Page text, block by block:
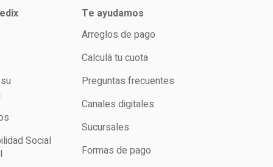
Social
Te ayudamos
Arreglos de pago
Calculá tu cuota
Preguntas frecuentes
Canales digitales
Sucursales
Formas de pago